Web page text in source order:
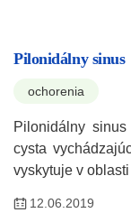
Pilonidálny sinus
ochorenia
Pilonidálny
cysta
vyskytuje v
12.06.2019